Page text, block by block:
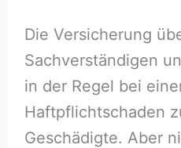
Die Versicherung
Sachverständigen
in der Regel bei
Haftpflichtschaden
Geschädigte. Aber